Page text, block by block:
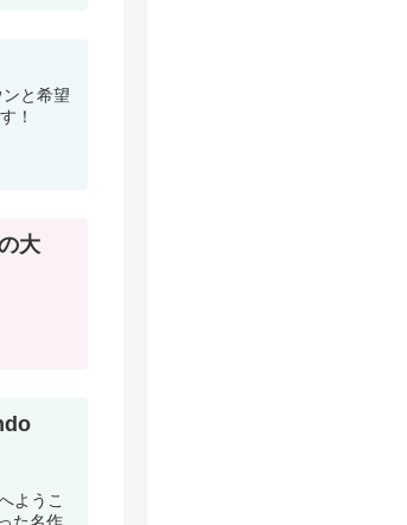
と希望
！
大
うこ